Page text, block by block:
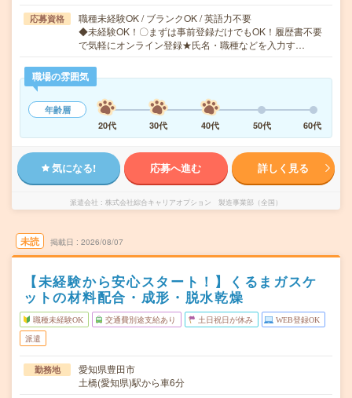
応募資格
職種未経験OK / ブランクOK / 英語力不要
◆未経験OK！〇まずは事前登録だけでもOK！履歴書不要
で気軽にオンライン登録★氏名・職種などを入力す…
職場の雰囲気
年齢層
20代
30代 40代 50代 60代
気になる! 応募へ進む 詳しく見る
派遣会社 株式会社綜合キャリアオプション 製造事業部（全国）
未読 掲載日 2026/08/07
【未経験から安心スタート！】くるまガスケ
ットの材料配合・成形・脱水乾燥
職種未経験OK 交通費別途支給あり 土日祝日が休み WEB登録OK
派遣
勤務地
愛知県豊田市
土橋(愛知県)駅から車6分